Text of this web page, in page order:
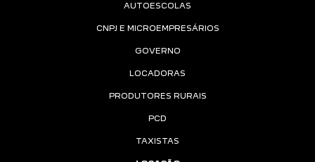
AUTOESCOLAS
CNPJ E MICROEMPRESÁRIOS
GOVERNO
LOCADORAS
PRODUTORES RURAIS
PCD
TAXISTAS